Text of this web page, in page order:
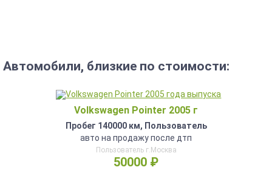
Автомобили, близкие по стоимости:
Volkswagen Pointer 2005 г
Пробег 140000 км, Пользователь
авто на продажу после дтп
Пользователь г.Москва
50000 ₽